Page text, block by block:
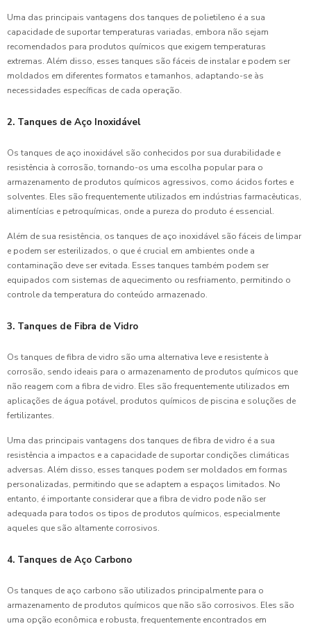
Uma das principais vantagens dos tanques de polietileno é a sua
capacidade de suportar temperaturas variadas, embora não sejam
recomendados para produtos químicos que exigem temperaturas
extremas. Além disso, esses tanques são fáceis de instalar e podem ser
moldados em diferentes formatos e tamanhos, adaptando-se às
necessidades específicas de cada operação.
2. Tanques de Aço Inoxidável
Os tanques de aço inoxidável são conhecidos por sua durabilidade e
resistência à corrosão, tornando-os uma escolha popular para o
armazenamento de produtos químicos agressivos, como ácidos fortes e
solventes. Eles são frequentemente utilizados em indústrias farmacêuticas,
alimentícias e petroquímicas, onde a pureza do produto é essencial.
Além de sua resistência, os tanques de aço inoxidável são fáceis de limpar
e podem ser esterilizados, o que é crucial em ambientes onde a
contaminação deve ser evitada. Esses tanques também podem ser
equipados com sistemas de aquecimento ou resfriamento, permitindo o
controle da temperatura do conteúdo armazenado.
3. Tanques de Fibra de Vidro
Os tanques de fibra de vidro são uma alternativa leve e resistente à
corrosão, sendo ideais para o armazenamento de produtos químicos que
não reagem com a fibra de vidro. Eles são frequentemente utilizados em
aplicações de água potável, produtos químicos de piscina e soluções de
fertilizantes.
Uma das principais vantagens dos tanques de fibra de vidro é a sua
resistência a impactos e a capacidade de suportar condições climáticas
adversas. Além disso, esses tanques podem ser moldados em formas
personalizadas, permitindo que se adaptem a espaços limitados. No
entanto, é importante considerar que a fibra de vidro pode não ser
adequada para todos os tipos de produtos químicos, especialmente
aqueles que são altamente corrosivos.
4. Tanques de Aço Carbono
Os tanques de aço carbono são utilizados principalmente para o
armazenamento de produtos químicos que não são corrosivos. Eles são
uma opção econômica e robusta, frequentemente encontrados em